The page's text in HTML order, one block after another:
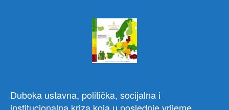
Duboka ustavna, politička, socijalna i